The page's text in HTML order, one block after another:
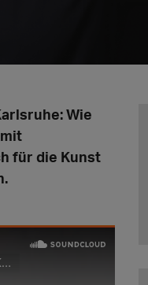
Wie
für die Kunst